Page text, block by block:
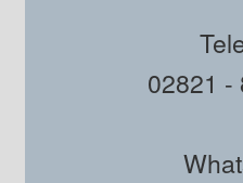
02821 -